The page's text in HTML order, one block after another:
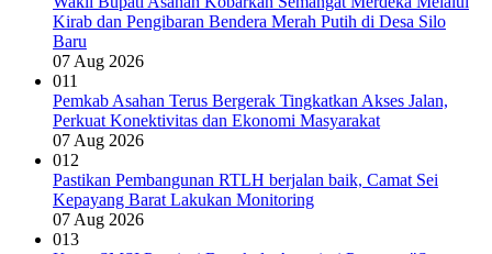
Kirab dan Pengibaran Bendera Merah Putih di Desa Silo
Baru
07 Aug 2026
011
Pemkab Asahan Terus Bergerak Tingkatkan Akses Jalan,
Perkuat Konektivitas dan Ekonomi Masyarakat
07 Aug 2026
012
Pastikan Pembangunan RTLH berjalan baik, Camat Sei
Kepayang Barat Lakukan Monitoring
07 Aug 2026
013